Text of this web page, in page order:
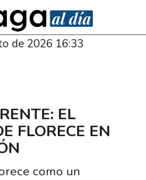
de 2026 16:33
EL
FLORECE EN
como un